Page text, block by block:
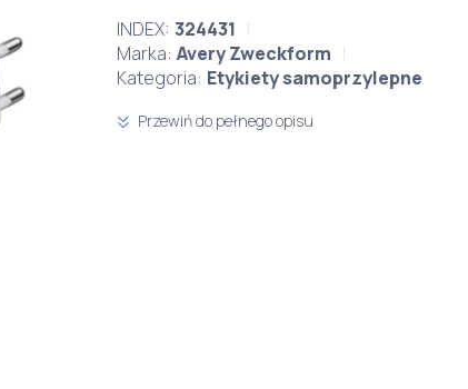
INDEX: 324431
Marka: Avery Zweckform
Kategoria: Etykiety samoprzylepne
Przewiń do pełnego opisu